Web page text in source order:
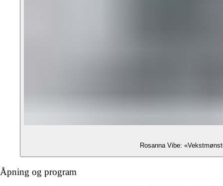
Rosanna Vibe:
Åpning og program